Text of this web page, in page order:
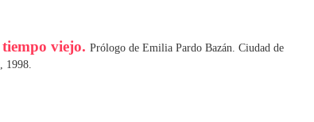
viejo. Prólogo de Emilia Pardo Bazán. Ciudad de
1998.